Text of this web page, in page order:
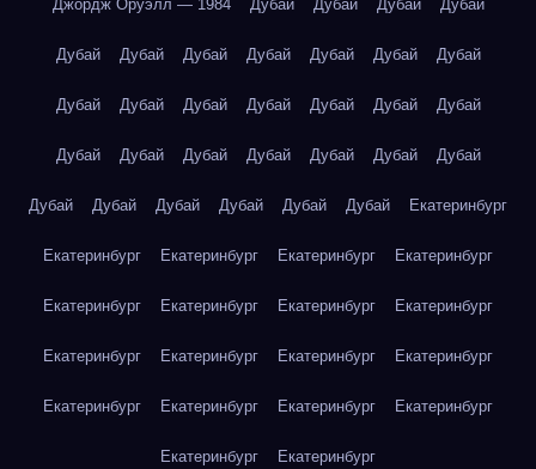
Джордж Оруэлл — 1984 Дубай Дубай Дубай Дубай
Дубай Дубай Дубай Дубай Дубай Дубай Дубай
Дубай Дубай Дубай Дубай Дубай Дубай Дубай
Дубай Дубай Дубай Дубай Дубай Дубай Дубай
Дубай Дубай Дубай Дубай Дубай Дубай Екатеринбург
Екатеринбург Екатеринбург Екатеринбург Екатеринбург
Екатеринбург Екатеринбург Екатеринбург Екатеринбург
Екатеринбург Екатеринбург Екатеринбург Екатеринбург
Екатеринбург Екатеринбург Екатеринбург Екатеринбург
Екатеринбург Екатеринбург